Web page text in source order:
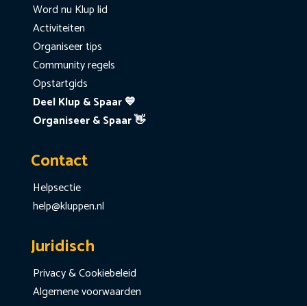
Word nu Klup lid
Activiteiten
Organiseer tips
Community regels
Opstartgids
Deel Klup & Spaar 💙
Organiseer & Spaar 👋
Contact
Helpsectie
help@kluppen.nl
Juridisch
Privacy & Cookiebeleid
Algemene voorwaarden